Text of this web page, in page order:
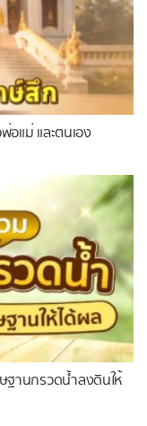
แม่ และตนเอง
ฐานกรวดน้ำลงดินให้